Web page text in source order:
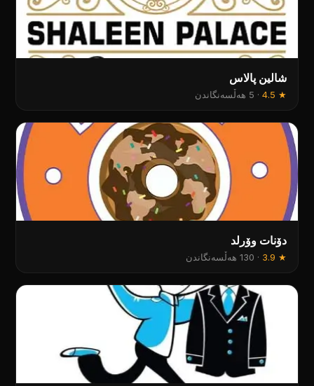
شالین پالاس
★
4.5
· 5 هەڵسەنگاندن
دۆنات وۆرلد
★
3.9
· 130 هەڵسەنگاندن